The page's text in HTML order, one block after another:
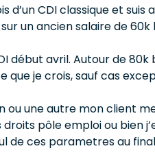
d’un CDI classique et
un ancien salaire de 60k
début avril. Autour de 80k
que je crois, sauf cas
ou une autre mon client
pôle emploi ou bien
de ces parametres au